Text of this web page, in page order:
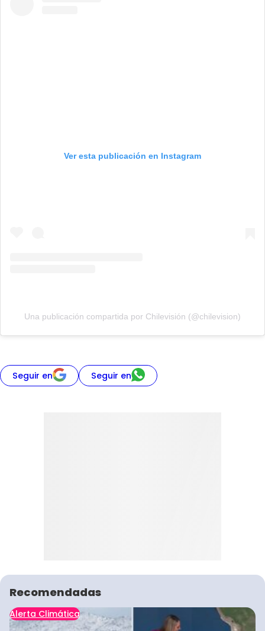
Ver esta publicación en Instagram
Una publicación compartida por Chilevisión (@chilevision)
Seguir en Seguir en
Recomendadas
Alerta Climática